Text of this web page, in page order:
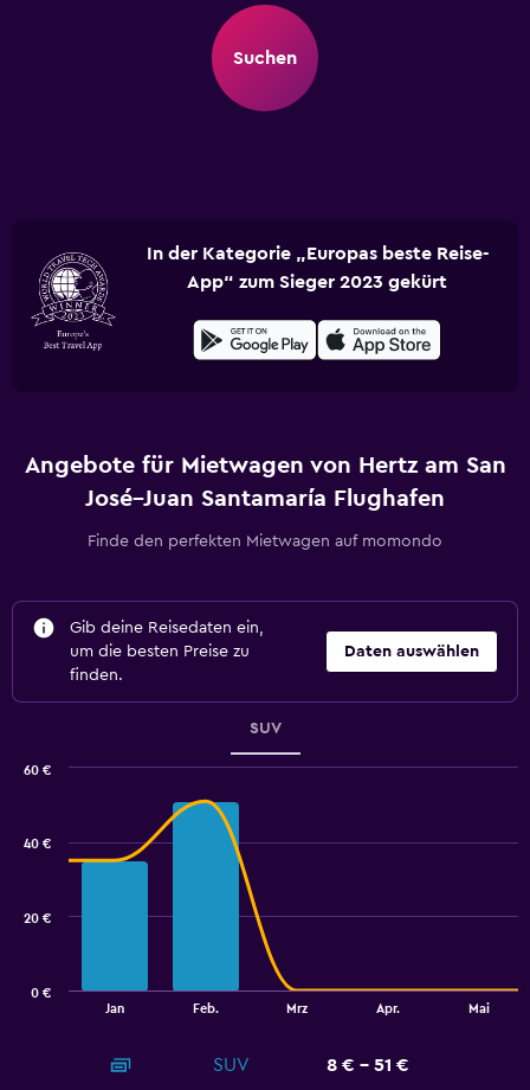
Suchen
In der Kategorie „Europas beste Reise-
App“ zum Sieger 2023 gekürt
Angebote für Mietwagen von Hertz am San
José–Juan Santamaría Flughafen
Finde den perfekten Mietwagen auf momondo
Gib deine Reisedaten ein,
um die besten Preise zu
finden.
Daten auswählen
SUV
Jan Feb. Mrz Apr. Mai
0 €
20 €
40 €
60 €
End
SUV
8 € - 51 €